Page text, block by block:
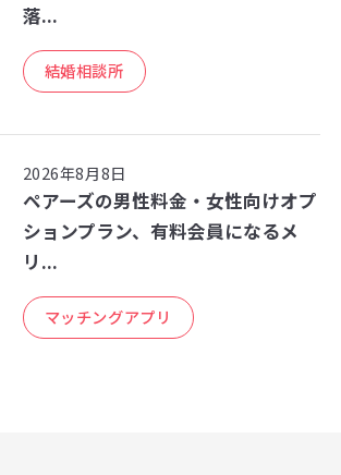
落...
結婚相談所
2026年8月8日
ペアーズの男性料金・女性向けオプ
ションプラン、有料会員になるメ
リ...
マッチングアプリ